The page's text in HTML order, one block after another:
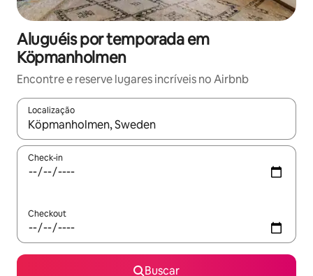
Aluguéis por temporada em
Köpmanholmen
Encontre e reserve lugares incríveis no Airbnb
Localização
Quando os resultados estiverem disponíveis, explore-os
Check-in
Checkout
Buscar